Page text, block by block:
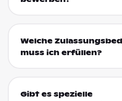
Welche
muss ich erfüllen?
Gibt es spezielle